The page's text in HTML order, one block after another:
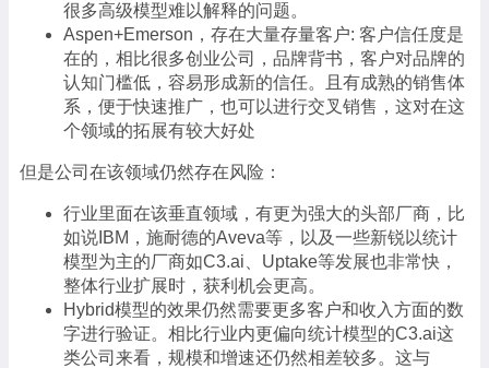
很多高级模型难以解释的问题。
Aspen+Emerson，存在大量存量客户: 客户信任度是
在的，相比很多创业公司，品牌背书，客户对品牌的
认知门槛低，容易形成新的信任。且有成熟的销售体
系，便于快速推广，也可以进行交叉销售，这对在这
个领域的拓展有较大好处
但是公司在该领域仍然存在风险：
行业里面在该垂直领域，有更为强大的头部厂商，比
如说IBM，施耐德的Aveva等，以及一些新锐以统计
模型为主的厂商如C3.ai、Uptake等发展也非常快，
整体行业扩展时，获利机会更高。
Hybrid模型的效果仍然需要更多客户和收入方面的数
字进行验证。相比行业内更偏向统计模型的C3.ai这
类公司来看，规模和增速还仍然相差较多。这与